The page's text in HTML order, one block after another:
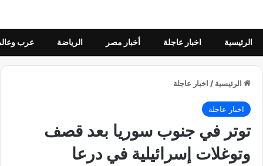
الرئيسية اخبار عاجلة أخبار مصر الرياضة عرب
الرئيسية / اخبار عاجلة
اخبار عاجلة
توتر في جنوب سوريا بعد قصف
وتوغلات إسرائيلية في درعا